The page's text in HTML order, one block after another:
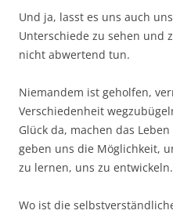
Und ja, lasst es uns auch
Unterschiede zu sehen und
nicht abwertend tun.
Niemandem ist geholfen,
Verschiedenheit
Glück da, machen das
geben uns die Möglichkeit,
zu lernen, uns zu entwickeln.
Wo ist die